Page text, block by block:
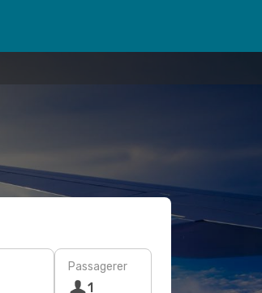
Passagerer
1